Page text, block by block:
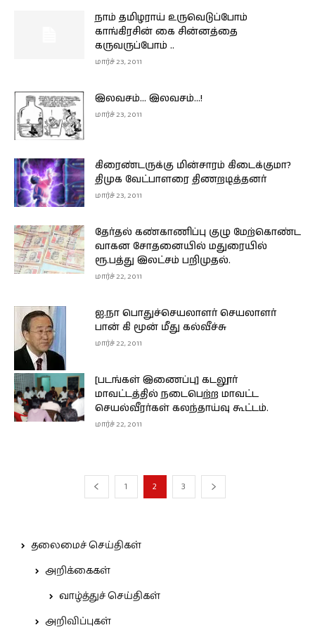
நாம் தமிழராய் உருவெடுப்போம்
காங்கிரசின் கை சின்னத்தை
கருவருப்போம் ..
மார்ச் 23, 2011
இலவசம்… இலவசம்…!
மார்ச் 23, 2011
கிரைண்டருக்கு மின்சாரம் கிடைக்குமா?
திமுக வேட்பாளரை திணறடித்தனர்
மார்ச் 23, 2011
தேர்தல் கண்காணிப்பு குழு மேற்கொண்ட
வாகன சோதனையில் மதுரையில்
ரூ.பத்து இலட்சம் பறிமுதல்.
மார்ச் 22, 2011
ஐ.நா பொதுச்செயலாளர் செயலாளர்
பான் கி மூன் மீது கல்வீச்சு
மார்ச் 22, 2011
[படங்கள் இணைப்பு] கடலூர்
மாவட்டத்தில் நடைபெற்ற மாவட்ட
செயல்வீரர்கள் கலந்தாய்வு கூட்டம்.
மார்ச் 22, 2011
1 2 3
தலைமைச் செய்திகள்
அறிக்கைகள்
வாழ்த்துச் செய்திகள்
அறிவிப்புகள்